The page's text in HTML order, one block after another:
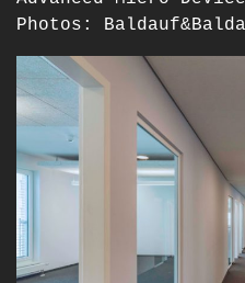
Photos: